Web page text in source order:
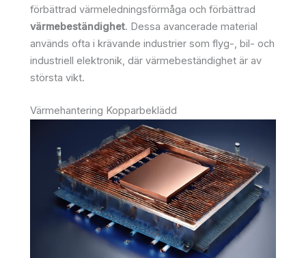
förbättrad värmeledningsförmåga och förbättrad
värmebeständighet. Dessa avancerade material
används ofta i krävande industrier som flyg-, bil- och
industriell elektronik, där värmebeständighet är av
största vikt.
Värmehantering Kopparbeklädd